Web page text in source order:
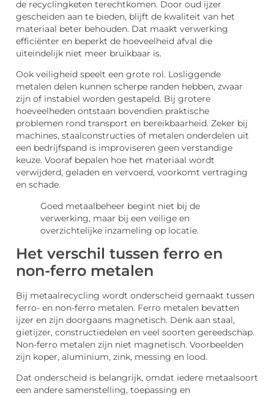
de recyclingketen terechtkomen. Door oud ijzer
gescheiden aan te bieden, blijft de kwaliteit van het
materiaal beter behouden. Dat maakt verwerking
efficiënter en beperkt de hoeveelheid afval die
uiteindelijk niet meer bruikbaar is.
Ook veiligheid speelt een grote rol. Losliggende
metalen delen kunnen scherpe randen hebben, zwaar
zijn of instabiel worden gestapeld. Bij grotere
hoeveelheden ontstaan bovendien praktische
problemen rond transport en bereikbaarheid. Zeker bij
machines, staalconstructies of metalen onderdelen uit
een bedrijfspand is improviseren geen verstandige
keuze. Vooraf bepalen hoe het materiaal wordt
verwijderd, geladen en vervoerd, voorkomt vertraging
en schade.
Goed metaalbeheer begint niet bij de
verwerking, maar bij een veilige en
overzichtelijke inzameling op locatie.
Het verschil tussen ferro en
non-ferro metalen
Bij metaalrecycling wordt onderscheid gemaakt tussen
ferro- en non-ferro metalen. Ferro metalen bevatten
ijzer en zijn doorgaans magnetisch. Denk aan staal,
gietijzer, constructiedelen en veel soorten gereedschap.
Non-ferro metalen zijn niet magnetisch. Voorbeelden
zijn koper, aluminium, zink, messing en lood.
Dat onderscheid is belangrijk, omdat iedere metaalsoort
een andere samenstelling, toepassing en